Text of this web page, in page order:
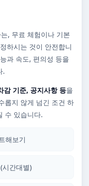
, 무료 체험이나 기본
하시는 것이 안전합니
과 속도, 편의성 등을
.
감 기준, 공지사항 등을
롭지 않게 넘긴 조건 하
수 있습니다.
해보기
시간대별)